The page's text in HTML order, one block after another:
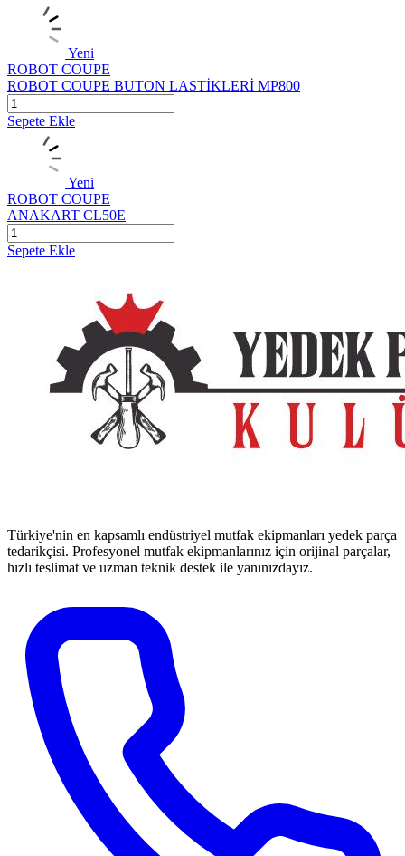
Yeni
ROBOT COUPE
ROBOT COUPE BUTON LASTİKLERİ MP800
Sepete Ekle
Yeni
ROBOT COUPE
ANAKART CL50E
Sepete Ekle
Türkiye'nin en kapsamlı endüstriyel mutfak ekipmanları yedek parça
tedarikçisi. Profesyonel mutfak ekipmanlarınız için orijinal parçalar,
hızlı teslimat ve uzman teknik destek ile yanınızdayız.